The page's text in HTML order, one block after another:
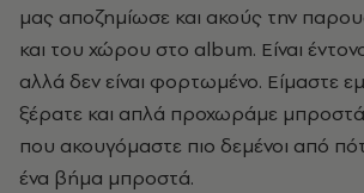
μας αποζημίωσε και ακούς την
και του χώρου στο album. Είναι
αλλά δεν είναι φορτωμένο. Είμαστε
ξέρατε και απλά προχωράμε μπροστά
που ακουγόμαστε πιο δεμένοι από
ένα βήμα μπροστά.